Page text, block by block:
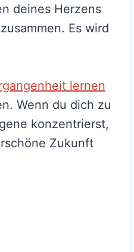
deines Herzens
Es wird
lernen
Wenn du dich zu
konzentrierst,
Zukunft